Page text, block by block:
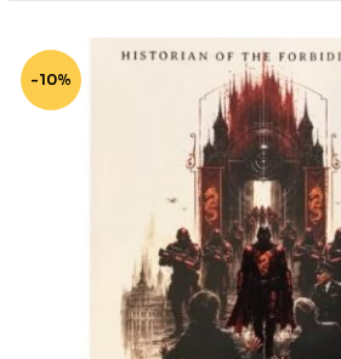
-10%